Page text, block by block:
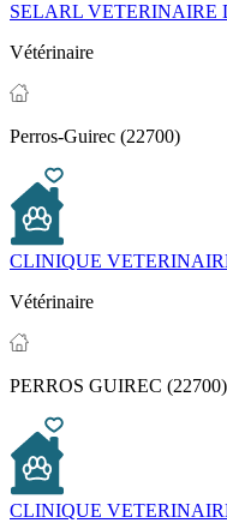
SELARL VETERINAIRE
Vétérinaire
Perros-Guirec (22700)
CLINIQUE
Vétérinaire
PERROS GUIREC (22700)
CLINIQUE